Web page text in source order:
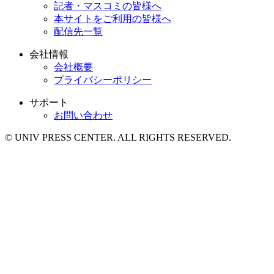
記者・マスコミの皆様へ
本サイトをご利用の皆様へ
配信先一覧
会社情報
会社概要
プライバシーポリシー
サポート
お問い合わせ
© UNIV PRESS CENTER. ALL RIGHTS RESERVED.